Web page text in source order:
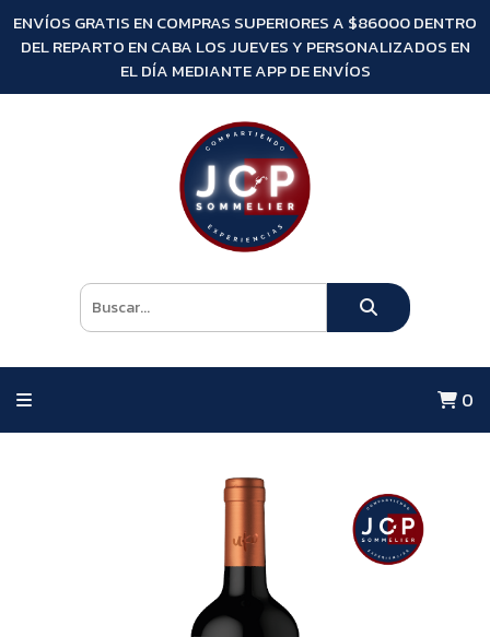
ENVÍOS GRATIS EN COMPRAS SUPERIORES A $86000 DENTRO
DEL REPARTO EN CABA LOS JUEVES Y PERSONALIZADOS EN
EL DÍA MEDIANTE APP DE ENVÍOS
0